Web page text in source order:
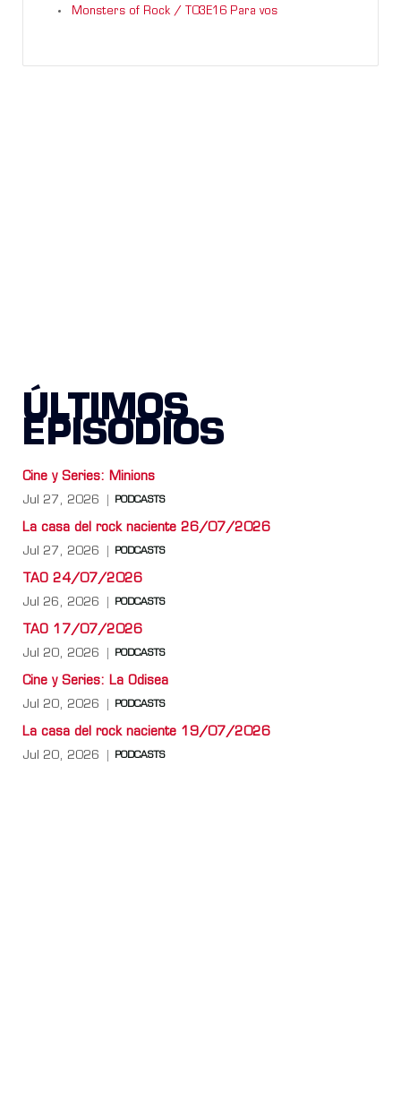
Monsters of Rock / T03E16 Para vos
ÚLTIMOS
EPISODIOS
Cine y Series: Minions
Jul 27, 2026 PODCASTS
La casa del rock naciente 26/07/2026
Jul 27, 2026 PODCASTS
TAO 24/07/2026
Jul 26, 2026 PODCASTS
TAO 17/07/2026
Jul 20, 2026 PODCASTS
Cine y Series: La Odisea
Jul 20, 2026 PODCASTS
La casa del rock naciente 19/07/2026
Jul 20, 2026 PODCASTS